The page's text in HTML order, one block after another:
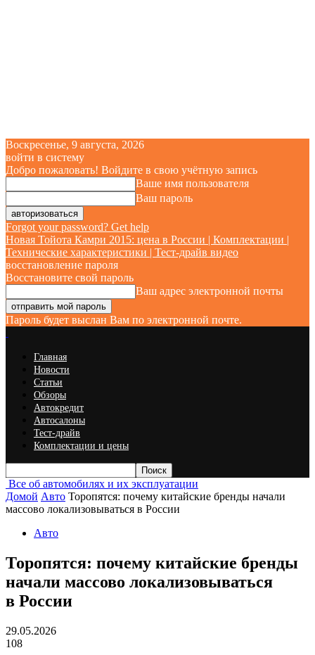
Воскресенье, 9 августа, 2026
войти в систему
Добро пожаловать! Войдите в свою учётную запись
Ваше имя пользователя
Ваш пароль
Forgot your password? Get help
Новая Тойота Камри 2015: цена в России | Комплектации |
Технические характеристики | Тест-драйв видео
восстановление пароля
Восстановите свой пароль
Ваш адрес электронной почты
Пароль будет выслан Вам по электронной почте.
Главная
Новости
Статьи
Обзоры
Автокредит
Автосалоны
Тест-драйв
Комплектации и цены
Все об автомобилях и их эксплуатации
Домой Авто Торопятся: почему китайские бренды начали
массово локализовываться в России
Авто
Торопятся: почему китайские бренды
начали массово локализовываться
в России
29.05.2026
108